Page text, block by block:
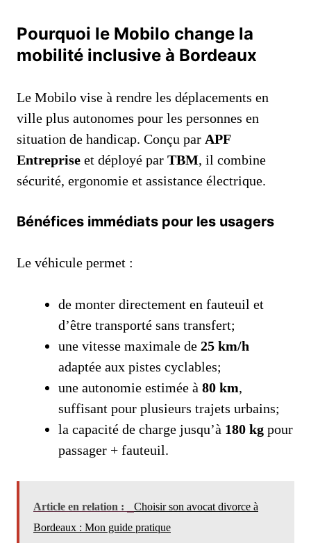
Pourquoi le Mobilo change la
mobilité inclusive à Bordeaux
Le Mobilo vise à rendre les déplacements en
ville plus autonomes pour les personnes en
situation de handicap. Conçu par APF
Entreprise et déployé par TBM, il combine
sécurité, ergonomie et assistance électrique.
Bénéfices immédiats pour les usagers
Le véhicule permet :
de monter directement en fauteuil et
d’être transporté sans transfert;
une vitesse maximale de 25 km/h
adaptée aux pistes cyclables;
une autonomie estimée à 80 km,
suffisant pour plusieurs trajets urbains;
la capacité de charge jusqu’à 180 kg pour
passager + fauteuil.
Article en relation :
Choisir son avocat divorce à
Bordeaux : Mon guide pratique